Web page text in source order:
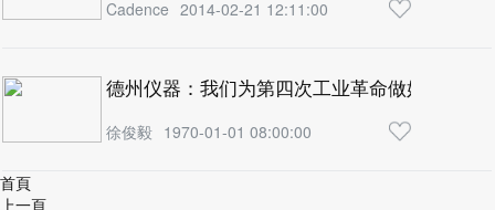
Cadence 2014-02-21 12:11:00
德州仪器：我们为第四次工业革命做好了准备
徐俊毅 1970-01-01 08:00:00
首頁
上一頁